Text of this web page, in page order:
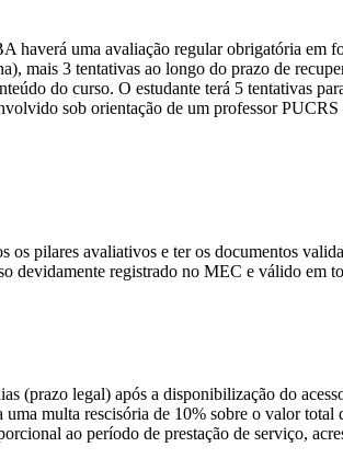
haverá uma avaliação regular obrigatória em
mais 3 tentativas ao longo do prazo de
do curso. O estudante terá 5 tentativas
sob orientação de um professor
os pilares avaliativos e ter os documentos
devidamente registrado no MEC e válido em
(prazo legal) após a disponibilização do
multa rescisória de 10% sobre o valor
ao período de prestação de serviço,